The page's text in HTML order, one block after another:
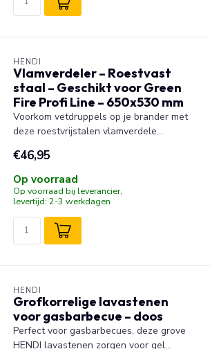
HENDI
Vlamverdeler – Roestvast
staal – Geschikt voor Green
Fire Profi Line – 650x530 mm
Voorkom vetdruppels op je brander met
deze roestvrijstalen vlamverdele...
€46,95
Op voorraad
Op voorraad bij leverancier,
levertijd: 2-3 werkdagen
HENDI
Grofkorrelige lavastenen
voor gasbarbecue – doos
Perfect voor gasbarbecues, deze grove
HENDI lavastenen zorgen voor gel...